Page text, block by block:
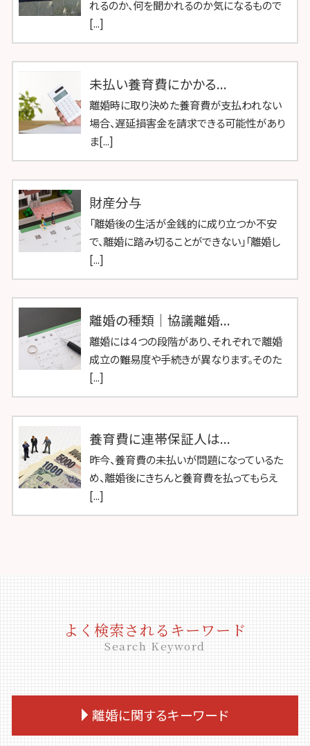
れるのか、何を聞かれるのか気になるもので
[...]
未払い養育費にかかる...
離婚時に取り決めた養育費が支払われない
場合、遅延損害金を請求できる可能性があり
ま[...]
財産分与
「離婚後の生活が金銭的に成り立つか不安
で、離婚に踏み切ることができない」「離婚し
[...]
離婚の種類｜協議離婚...
離婚には４つの段階があり、それぞれで離婚
成立の難易度や手続きが異なります。そのた
[...]
養育費に連帯保証人は...
昨今、養育費の未払いが問題になっているた
め、離婚後にきちんと養育費を払ってもらえ
[...]
よく検索されるキーワード
Search Keyword
離婚に関するキーワード